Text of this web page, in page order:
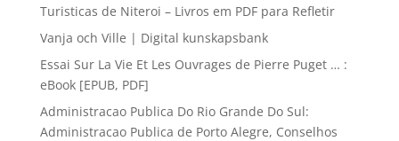
Turisticas de Niteroi – Livros em PDF para Refletir
Vanja och Ville | Digital kunskapsbank
Essai Sur La Vie Et Les Ouvrages de Pierre Puget … :
eBook [EPUB, PDF]
Administracao Publica Do Rio Grande Do Sul:
Administracao Publica de Porto Alegre, Conselhos